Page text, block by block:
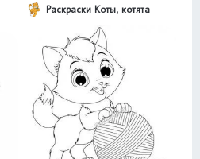
Раскраски Коты, котята